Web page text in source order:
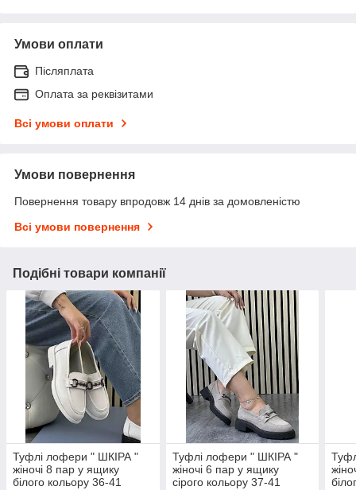
Умови оплати
Післяплата
Оплата за реквізитами
Всі умови оплати
Умови повернення
Повернення товару впродовж 14 днів за домовленістю
Всі умови повернення
Подібні товари компанії
Туфлі лофери " ШКІРА "
жіночі 8 пар у ящику
білого кольору 36-41
Туфлі лофери " ШКІРА "
жіночі 6 пар у ящику
сірого кольору 37-41